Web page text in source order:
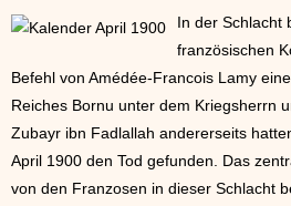
In der Schlacht
französischen
Befehl von Amédée-Francois Lamy
Reiches Bornu unter dem Kriegsherrn
Zubayr ibn Fadlallah andererseits
April 1900 den Tod gefunden. Das
von den Franzosen in dieser Schlacht